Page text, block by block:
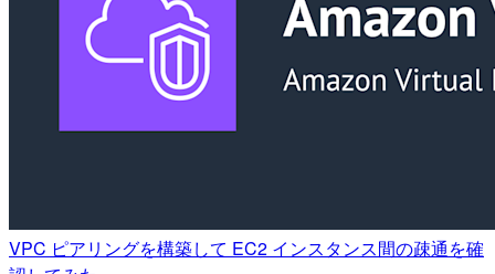
VPC ピアリングを構築して EC2 インスタンス間の疎通を確